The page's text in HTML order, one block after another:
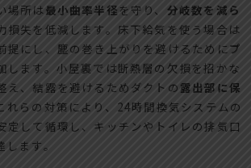
場所は最小曲率半径を守り、 分岐数を減ら
損失を低減します。床下給気を使う場合は
提にし、塵の巻き上がりを避けるために プ
します。小屋裏では断熱層の欠損を招かな
え、結露を避けるためダクトの 露出部に保
れらの対策により、24時間換気システムの
定して循環し、キッチンやトイレの排気口
ます。